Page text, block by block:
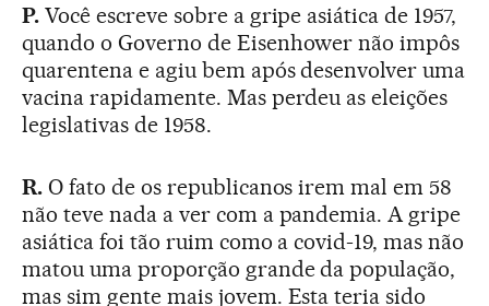
P. Você escreve sobre a gripe asiática de 1957,
quando o Governo de Eisenhower não impôs
quarentena e agiu bem após desenvolver uma
vacina rapidamente. Mas perdeu as eleições
legislativas de 1958.
R. O fato de os republicanos irem mal em 58
não teve nada a ver com a pandemia. A gripe
asiática foi tão ruim como a covid-19, mas não
matou uma proporção grande da população,
mas sim gente mais jovem. Esta teria sido